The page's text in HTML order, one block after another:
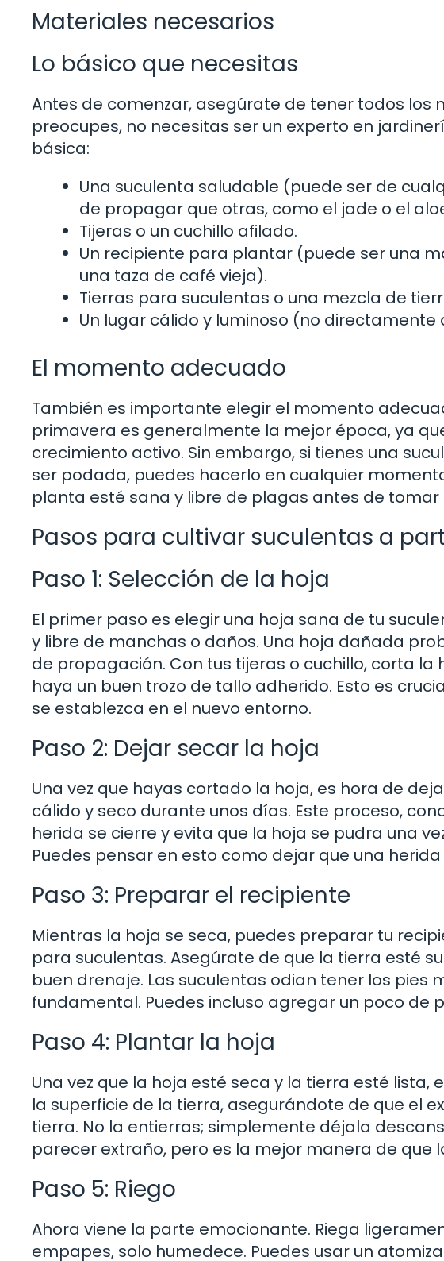
Materiales necesarios
Lo básico que necesitas
Antes de comenzar, asegúrate de tener todos los
preocupes, no necesitas ser un experto en
básica:
Una suculenta saludable (puede ser de
de propagar que otras, como el jade o el
Tijeras o un cuchillo afilado.
Un recipiente para plantar (puede ser una
una taza de café vieja).
Tierras para suculentas o una mezcla de
Un lugar cálido y luminoso (no directamente
El momento adecuado
También es importante elegir el momento
primavera es generalmente la mejor época, ya
crecimiento activo. Sin embargo, si tienes una
ser podada, puedes hacerlo en cualquier
planta esté sana y libre de plagas antes de tomar
Pasos para cultivar suculentas a
Paso 1: Selección de la hoja
El primer paso es elegir una hoja sana de tu
y libre de manchas o daños. Una hoja dañada
de propagación. Con tus tijeras o cuchillo, corta
haya un buen trozo de tallo adherido. Esto es
se establezca en el nuevo entorno.
Paso 2: Dejar secar la hoja
Una vez que hayas cortado la hoja, es hora de
cálido y seco durante unos días. Este proceso,
herida se cierre y evita que la hoja se pudra una
Puedes pensar en esto como dejar que una
Paso 3: Preparar el recipiente
Mientras la hoja se seca, puedes preparar tu
para suculentas. Asegúrate de que la tierra esté
buen drenaje. Las suculentas odian tener los pies
fundamental. Puedes incluso agregar un poco de
Paso 4: Plantar la hoja
Una vez que la hoja esté seca y la tierra esté
la superficie de la tierra, asegurándote de que el
tierra. No la entierras; simplemente déjala
parecer extraño, pero es la mejor manera de que
Paso 5: Riego
Ahora viene la parte emocionante. Riega
empapes, solo humedece. Puedes usar un